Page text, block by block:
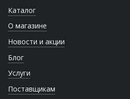
Каталог
О магазине
Новости и акции
Блог
Услуги
Поставщикам